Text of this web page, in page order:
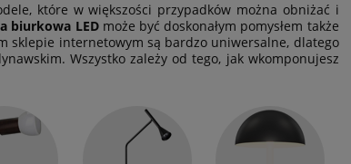
które w większości przypadków można obniżać i
biurkowa LEDmoże być doskonałym pomysłem także
sklepie internetowym są bardzo uniwersalne, dlatego
Wszystko zależy od tego, jak wkomponujesz